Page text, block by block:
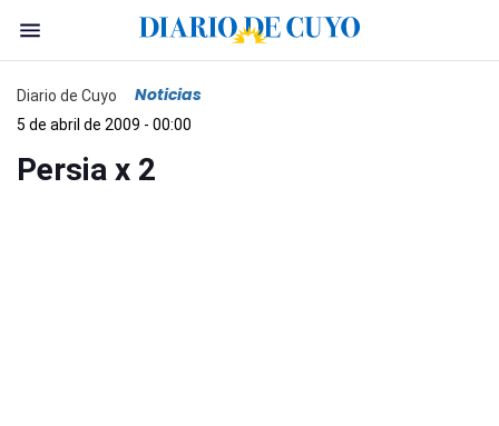
Diario de Cuyo Noticias
5 de abril de 2009 - 00:00
Persia x 2